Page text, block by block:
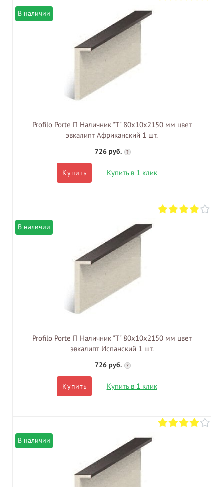
В наличии
Profilo Porte П Наличник "Т" 80х10х2150 мм цвет
эвкалипт Африканский 1 шт.
726 руб. ?
Купить Купить в 1 клик
В наличии
Profilo Porte П Наличник "Т" 80х10х2150 мм цвет
эвкалипт Испанский 1 шт.
726 руб. ?
Купить Купить в 1 клик
В наличии